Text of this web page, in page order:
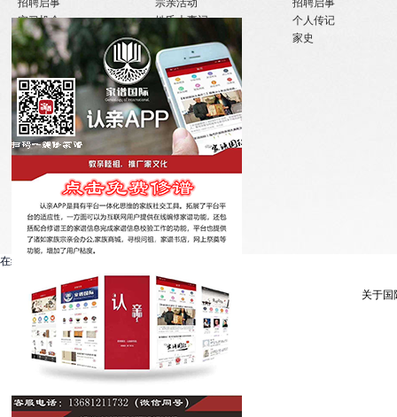
招聘启事
实习机会
微信订阅
宗亲活动
姓氏大事记
寻亲咨询
招聘启事
个人传记
家史
关于国
在线客服系统